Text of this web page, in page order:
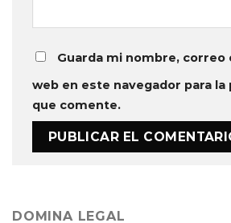
Guarda mi nombre, correo
web en este navegador para la
que comente.
DOMINA LEGAL